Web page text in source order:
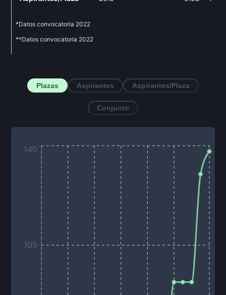
*Datos convocatoria 2022
**Datos convocatoria 2022
Plazas Aspirantes Aspirantes/Plaza
Conjunto
105
140